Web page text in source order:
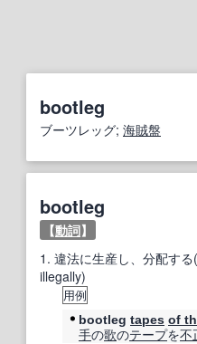
bootleg
ブーツレッグ; 海賊盤
bootleg
【動詞】
1. 違法に生産し、分配す
illegally)
用例
bootleg tapes of
手の歌のテープを不